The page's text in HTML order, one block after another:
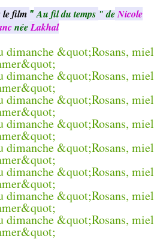
le film ʺ Au fil du tempsʺ deNicole
néeLakhal